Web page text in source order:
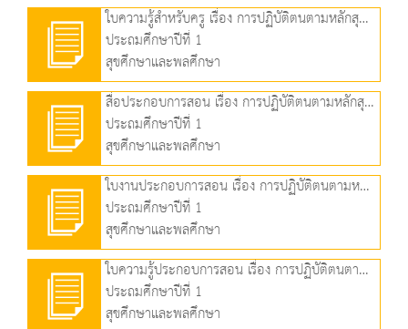
ใบความรู้สำหรับครู เรื่อง การปฏิบัติตนตามหลักสุขบัญญัติแห่งชาติ ข้อที่ 8 และข้อที่ 9 (120.95 KB)
ประถมศึกษาปีที่ 1
สุขศึกษาและพลศึกษา
สื่อประกอบการสอน เรื่อง การปฏิบัติตนตามหลักสุขบัญญัติแห่งชาติ ข้อที่ 10 (3.07 MB)
ประถมศึกษาปีที่ 1
สุขศึกษาและพลศึกษา
ใบงานประกอบการสอน เรื่อง การปฏิบัติตนตามหลักสุขบัญญัติแห่งชาติ ข้อที่ 10 (84.35 KB)
ประถมศึกษาปีที่ 1
สุขศึกษาและพลศึกษา
ใบความรู้ประกอบการสอน เรื่อง การปฏิบัติตนตามหลักสุขบัญญัติแห่งชาติ ข้อที่ 10 (150.84 KB)
ประถมศึกษาปีที่ 1
สุขศึกษาและพลศึกษา